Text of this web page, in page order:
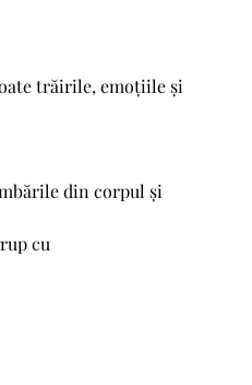
trăirile, emoțiile și
din corpul și
cu